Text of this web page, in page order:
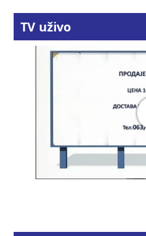
TV uživo